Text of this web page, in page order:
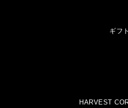
ギフ
HARVEST